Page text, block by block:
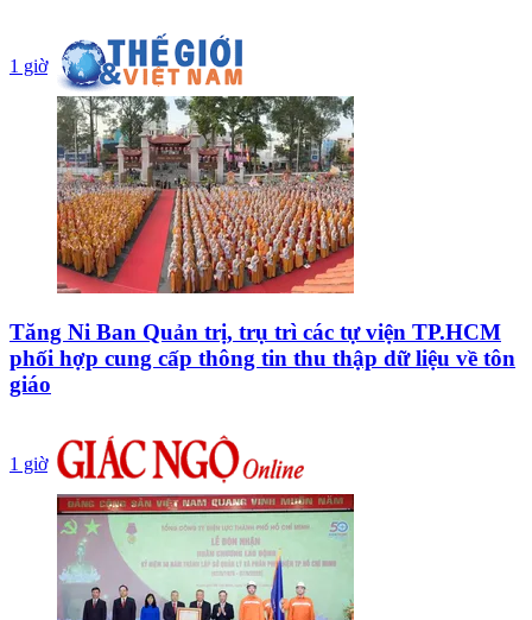
1 giờ
Tăng Ni Ban Quản trị, trụ trì các tự viện TP.HCM
phối hợp cung cấp thông tin thu thập dữ liệu về tôn
giáo
1 giờ